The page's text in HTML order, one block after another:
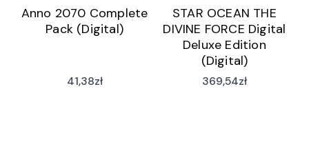
Anno 2070 Complete
Pack (Digital)
41,38zł
STAR OCEAN THE
DIVINE FORCE Digital
Deluxe Edition
(Digital)
369,54zł